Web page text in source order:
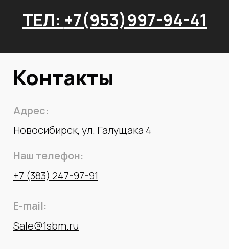
ТЕЛ: +7(953)997-94-41
Sale@1sbm.ru
+7 (383) 247-97-91
Новосибирск, ул. Галущака 4
E-mail:
Наш телефон:
Адрес:
Контакты